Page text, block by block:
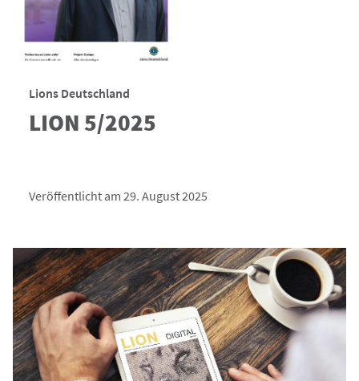
Lions Deutschland
LION 5/2025
Veröffentlicht am 29. August 2025